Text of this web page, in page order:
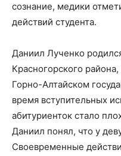
сознание, медики
действий студента.
Даниил Лученко
Красногорского
Горно-Алтайском
время вступительных
абитуриенток стало
Даниил понял, что у
Своевременные